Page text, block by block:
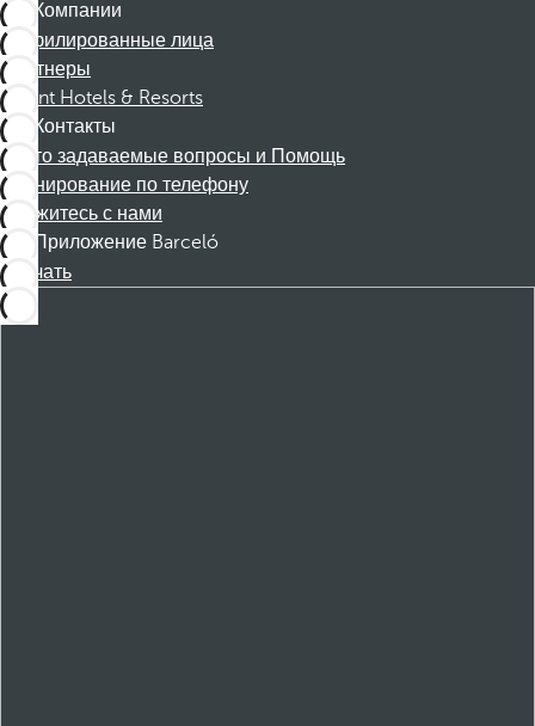
Компании
Аффилированные лица
Партнеры
Dorint Hotels & Resorts
Контакты
Часто задаваемые вопросы и Помощь
Бронирование по телефону
Свяжитесь с нами
Приложение Barceló
Скачать